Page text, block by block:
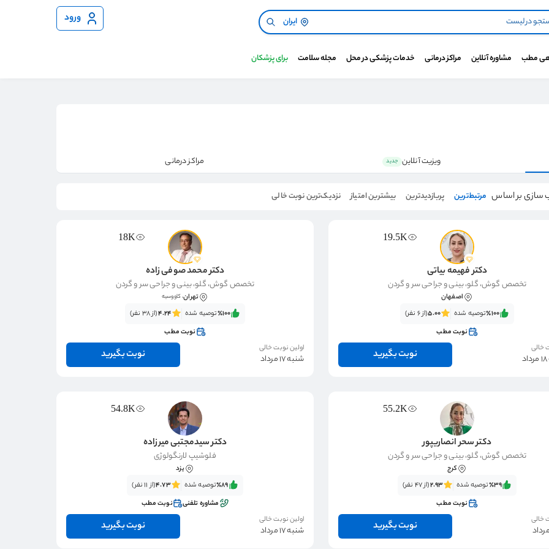
ایران ورود
مطب مشاوره آنلاین مراکز درمانی خدمات پزشکی در محل مجله سلامت برای پزشکان
ویزیت آنلاین جدید مراکز درمانی
سازی بر اساس مرتبط‌ترین پربازدیدترین بیشترین امتیاز نزدیک‌ترین نوبت خالی
19.5K
دکتر فهیمه بیاتی
تخصص گوش، گلو، بینی و جراحی سر و گردن
اصفهان
٪100‌‌‌توصیه شده 5.00(از 6 نفر)
نوبت مطب
خالی
نوبت بگیرید
18K
دکتر محمد صوفی زاده
تخصص گوش، گلو، بینی و جراحی سر و گردن
تهران، کاووسیه
٪100‌‌‌توصیه شده 4.24(از 38 نفر)
نوبت مطب
اولین نوبت خالی
شنبه 17 مرداد نوبت بگیرید
55.2K
دکتر سحر انصاریپور
تخصص گوش، گلو، بینی و جراحی سر و گردن
کرج
٪39‌‌‌توصیه شده 2.93(از 47 نفر)
نوبت مطب
خالی
نوبت بگیرید
54.8K
دکتر سیدمجتبی میرزاده
فلوشیپ لارنگولوژی
یزد
٪89‌‌‌توصیه شده 4.73(از 11 نفر)
مشاوره تلفنی
نوبت مطب
اولین نوبت خالی
شنبه 17 مرداد نوبت بگیرید